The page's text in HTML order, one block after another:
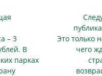
при
ими…
проведенной
ООО
охранная
организация…
в
с
в
года
– 3
В
парках
Следующая
публикация
Это только
чего